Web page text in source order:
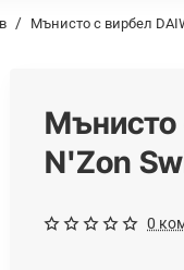
Мънисто с вирбел
Мънисто
N'Zon
0